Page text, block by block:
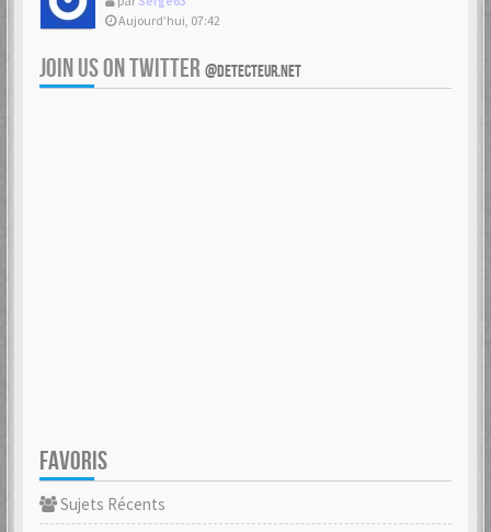
Aujourd’hui, 07:42
JOIN US ON TWITTER @DETECTEUR.NET
FAVORIS
Sujets Récents